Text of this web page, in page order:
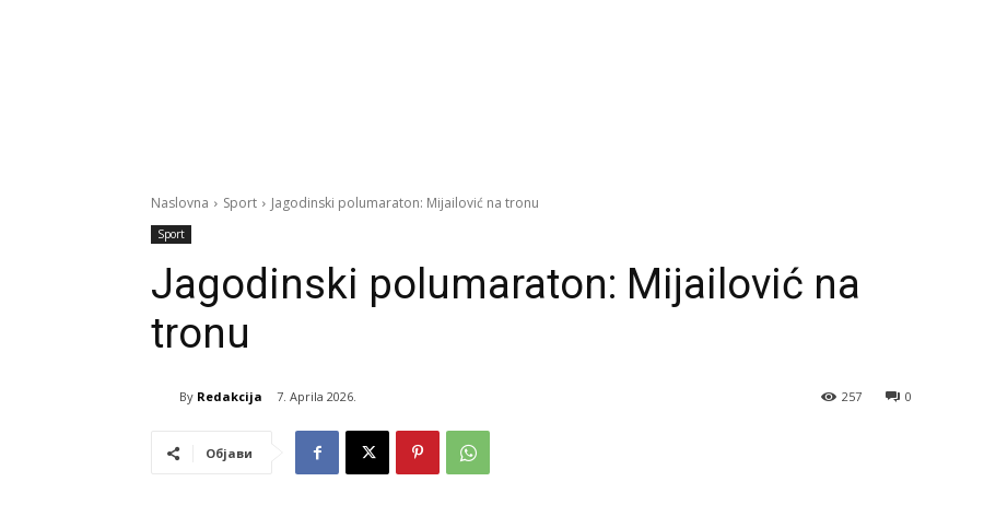
Naslovna Sport Jagodinski polumaraton: Mijailović na tronu
Sport
Jagodinski polumaraton: Mijailović na
tronu
By Redakcija 7. Aprila 2026. 0
257
Објави